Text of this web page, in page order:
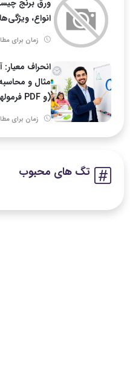
ورق برنج
انواع،
زمان برای مطالعه : 9
مثال و
(و PDF فرمولها)
زمان برای مطالعه : 12
تگ های محبوب